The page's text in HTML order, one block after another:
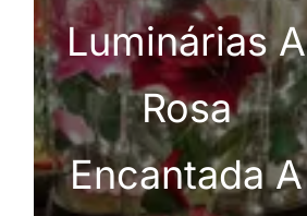
Luminárias A
Rosa
Encantada A